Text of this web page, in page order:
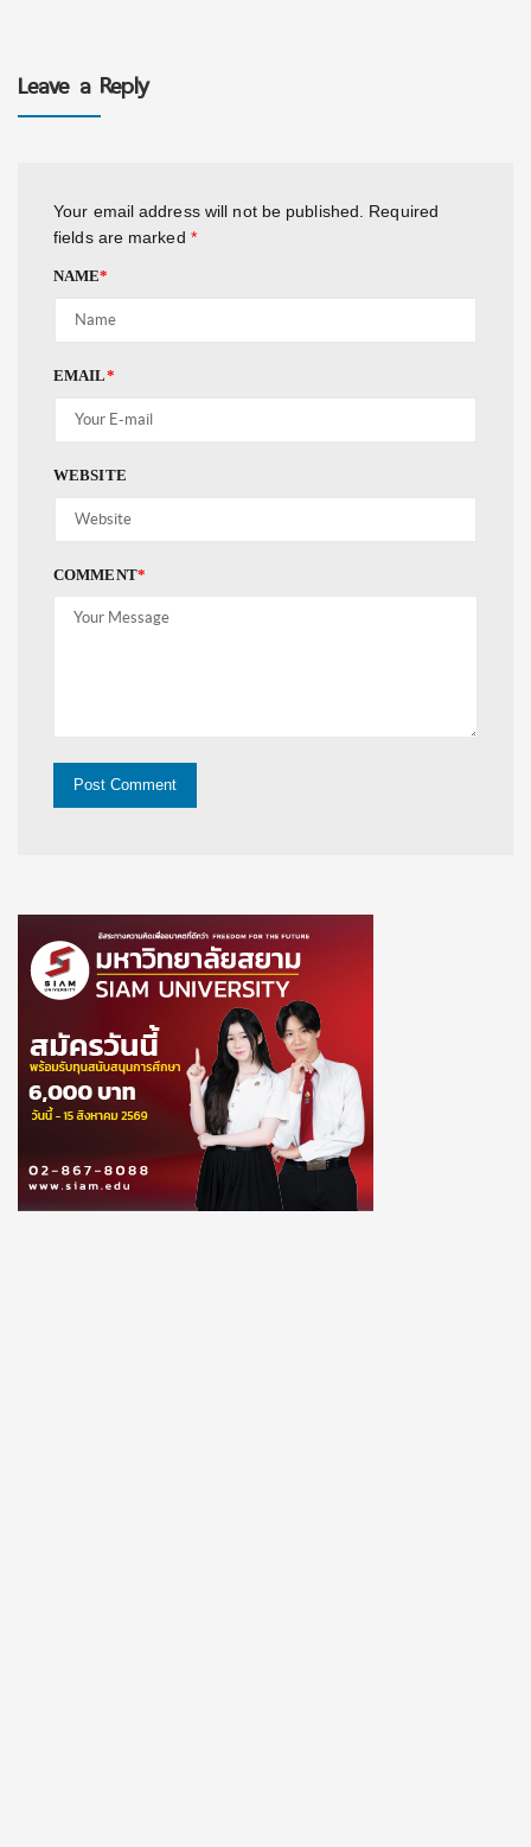
Leave a Reply
Your email address will not be published.
Required
fields are marked *
NAME*
EMAIL*
WEBSITE
COMMENT*